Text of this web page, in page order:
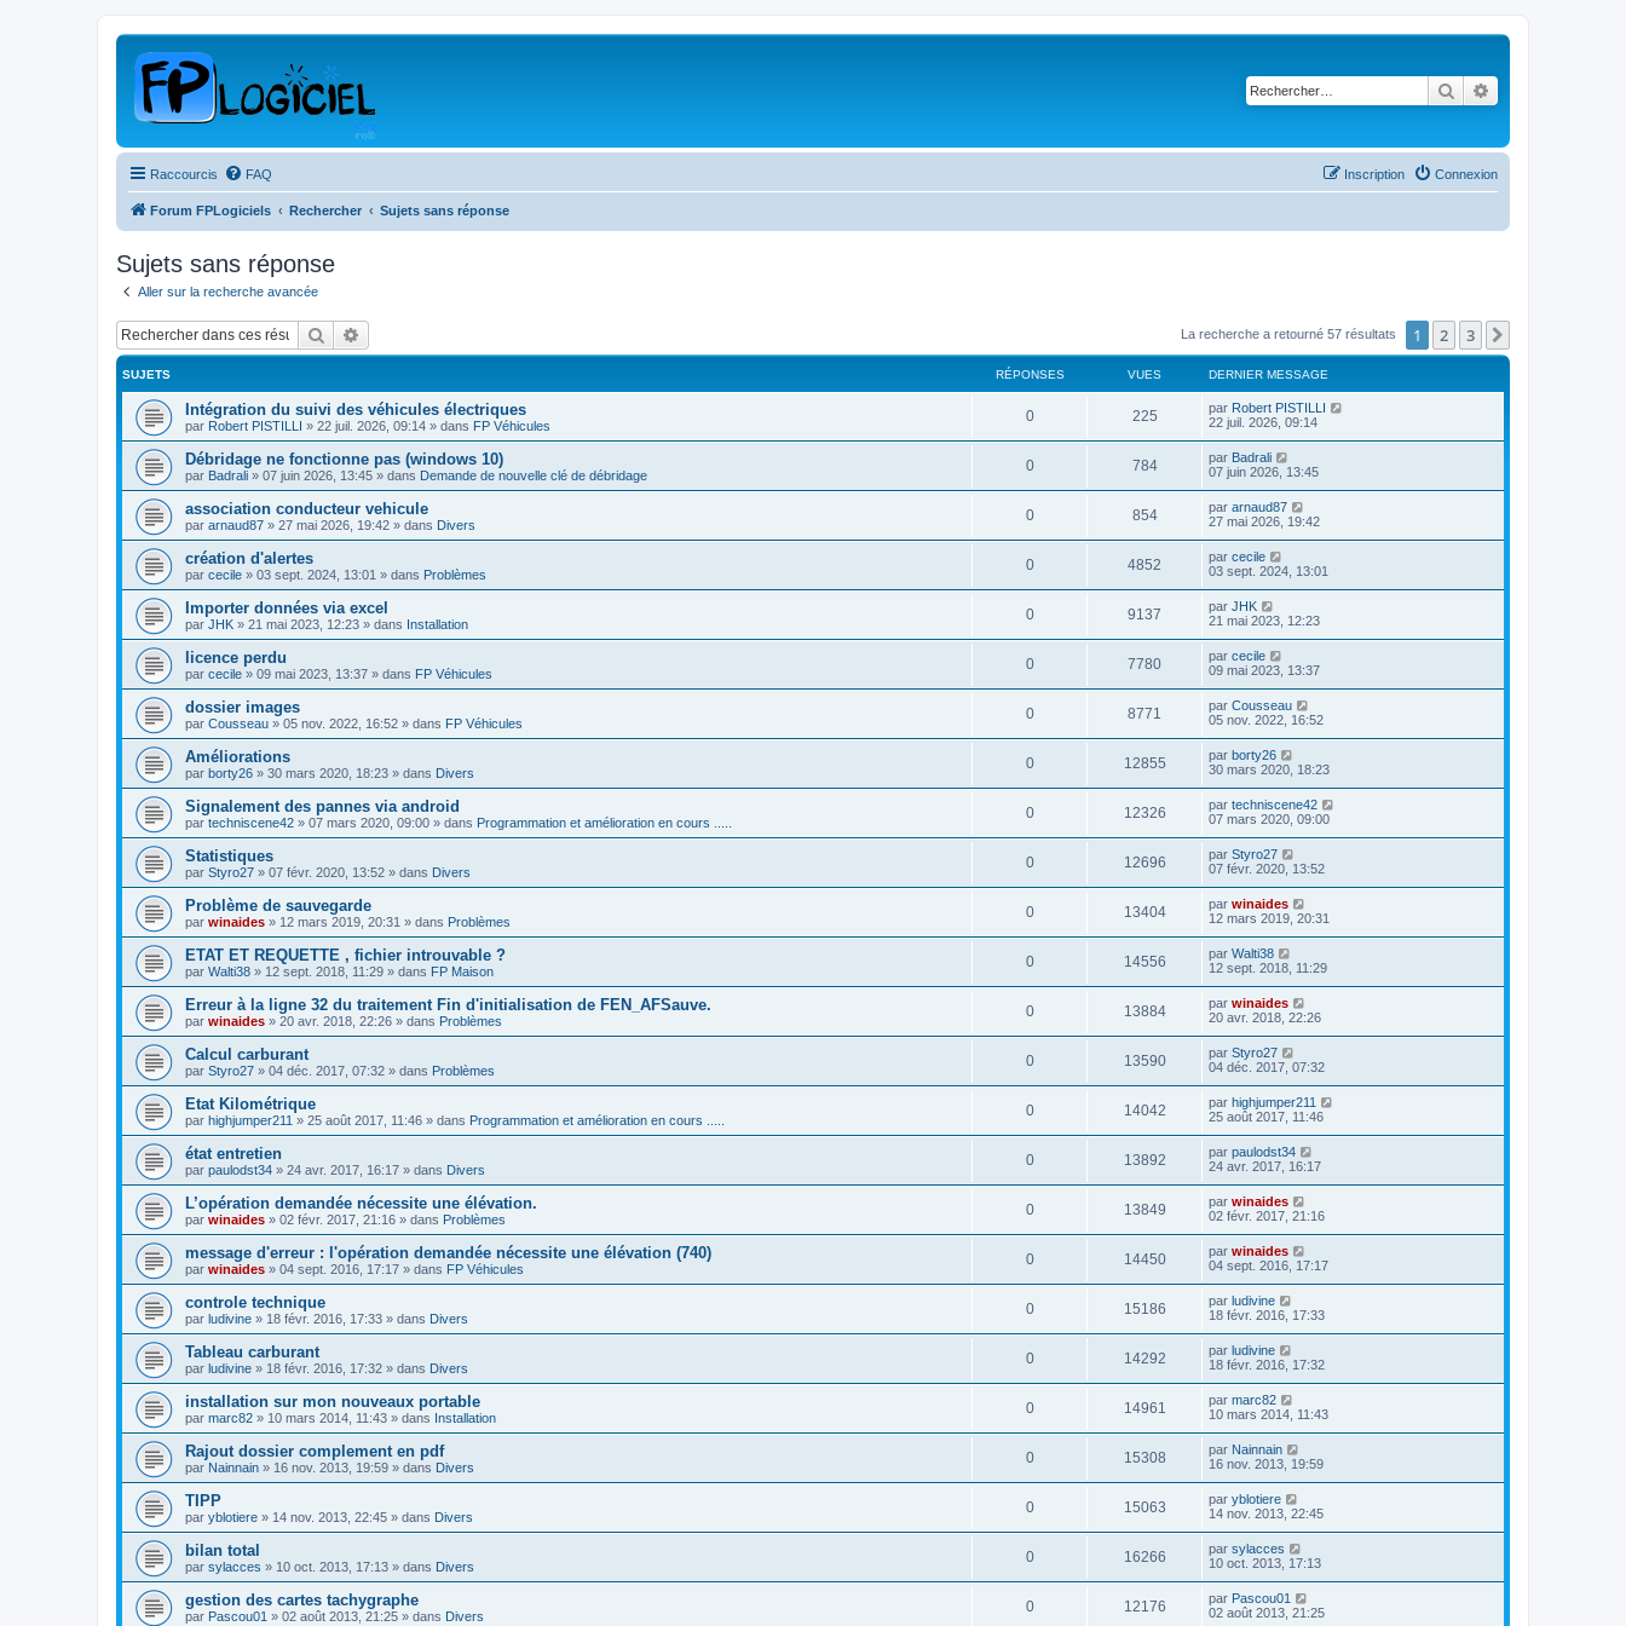
Rechercher
Raccourcis FAQ Connexion
Inscription
Forum FPLogiciels Rechercher Sujets sans réponse
Sujets sans réponse
Aller sur la recherche avancée
Rechercher La recherche a retourné 57 résultats 1 2 3
SUJETS RÉPONSES VUES DERNIER MESSAGE
Intégration du suivi des véhicules électriques
par Robert PISTILLI » 22 juil. 2026, 09:14 » dans FP Véhicules
0 225 par Robert PISTILLI
22 juil. 2026, 09:14
Débridage ne fonctionne pas (windows 10)
par Badrali » 07 juin 2026, 13:45 » dans Demande de nouvelle clé de débridage
0 784 par Badrali
07 juin 2026, 13:45
association conducteur vehicule
par arnaud87 » 27 mai 2026, 19:42 » dans Divers
0 854 par arnaud87
27 mai 2026, 19:42
création d'alertes
par cecile » 03 sept. 2024, 13:01 » dans Problèmes
0 4852 par cecile
03 sept. 2024, 13:01
Importer données via excel
par JHK » 21 mai 2023, 12:23 » dans Installation
0 9137 par JHK
21 mai 2023, 12:23
licence perdu
par cecile » 09 mai 2023, 13:37 » dans FP Véhicules
0 7780 par cecile
09 mai 2023, 13:37
dossier images
par Cousseau » 05 nov. 2022, 16:52 » dans FP Véhicules
0 8771 par Cousseau
05 nov. 2022, 16:52
Améliorations
par borty26 » 30 mars 2020, 18:23 » dans Divers
0 12855 par borty26
30 mars 2020, 18:23
Signalement des pannes via android
par techniscene42 » 07 mars 2020, 09:00 » dans Programmation et amélioration en cours .....
0 12326 par techniscene42
07 mars 2020, 09:00
Statistiques
par Styro27 » 07 févr. 2020, 13:52 » dans Divers
0 12696 par Styro27
07 févr. 2020, 13:52
Problème de sauvegarde
par winaides » 12 mars 2019, 20:31 » dans Problèmes
0 13404 par winaides
12 mars 2019, 20:31
ETAT ET REQUETTE , fichier introuvable ?
par Walti38 » 12 sept. 2018, 11:29 » dans FP Maison
0 14556 par Walti38
12 sept. 2018, 11:29
Erreur à la ligne 32 du traitement Fin d'initialisation de FEN_AFSauve.
par winaides » 20 avr. 2018, 22:26 » dans Problèmes
0 13884 par winaides
20 avr. 2018, 22:26
Calcul carburant
par Styro27 » 04 déc. 2017, 07:32 » dans Problèmes
0 13590 par Styro27
04 déc. 2017, 07:32
Etat Kilométrique
par highjumper211 » 25 août 2017, 11:46 » dans Programmation et amélioration en cours .....
0 14042 par highjumper211
25 août 2017, 11:46
état entretien
par paulodst34 » 24 avr. 2017, 16:17 » dans Divers
0 13892 par paulodst34
24 avr. 2017, 16:17
L’opération demandée nécessite une élévation.
par winaides » 02 févr. 2017, 21:16 » dans Problèmes
0 13849 par winaides
02 févr. 2017, 21:16
message d'erreur : l'opération demandée nécessite une élévation (740)
par winaides » 04 sept. 2016, 17:17 » dans FP Véhicules
0 14450 par winaides
04 sept. 2016, 17:17
controle technique
par ludivine » 18 févr. 2016, 17:33 » dans Divers
0 15186 par ludivine
18 févr. 2016, 17:33
Tableau carburant
par ludivine » 18 févr. 2016, 17:32 » dans Divers
0 14292 par ludivine
18 févr. 2016, 17:32
installation sur mon nouveaux portable
par marc82 » 10 mars 2014, 11:43 » dans Installation
0 14961 par marc82
10 mars 2014, 11:43
Rajout dossier complement en pdf
par Nainnain » 16 nov. 2013, 19:59 » dans Divers
0 15308 par Nainnain
16 nov. 2013, 19:59
TIPP
par yblotiere » 14 nov. 2013, 22:45 » dans Divers
0 15063 par yblotiere
14 nov. 2013, 22:45
bilan total
par sylacces » 10 oct. 2013, 17:13 » dans Divers
0 16266 par sylacces
10 oct. 2013, 17:13
gestion des cartes tachygraphe
par Pascou01 » 02 août 2013, 21:25 » dans Divers
0 12176 par Pascou01
02 août 2013, 21:25